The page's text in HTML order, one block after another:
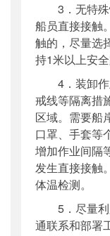
3．无特
船员直接接触
触的，尽量选
持1米以上安全
4．装卸
戒线等隔离措
区域。需要船
口罩、手套等
增加作业间隔
发生直接接触
体温检测。
5．尽量
通联系和部署